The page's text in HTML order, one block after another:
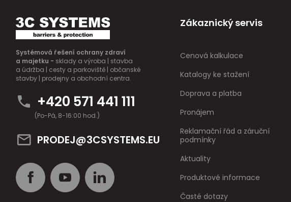
Systémová řešení ochrany zdraví
a majetku - sklady a výroba | stavba
a údržba | cesty a parkoviště | občanské
stavby | prodejny a obchodní centra.
+420 571 441 111
(Po-Pá, 8-16:00 hod.)
PRODEJ@3CSYSTEMS.EU
Zákaznický servis
Cenová kalkulace
Katalogy ke stažení
Doprava a platba
Pronájem
Reklamační řád a záruční
podmínky
Aktuality
Produktové informace
Časté dotazy